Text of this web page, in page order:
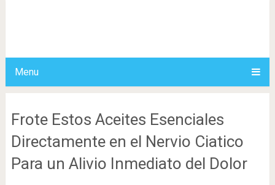
Menu
Frote Estos Aceites Esenciales
Directamente en el Nervio Ciatico
Para un Alivio Inmediato del Dolor